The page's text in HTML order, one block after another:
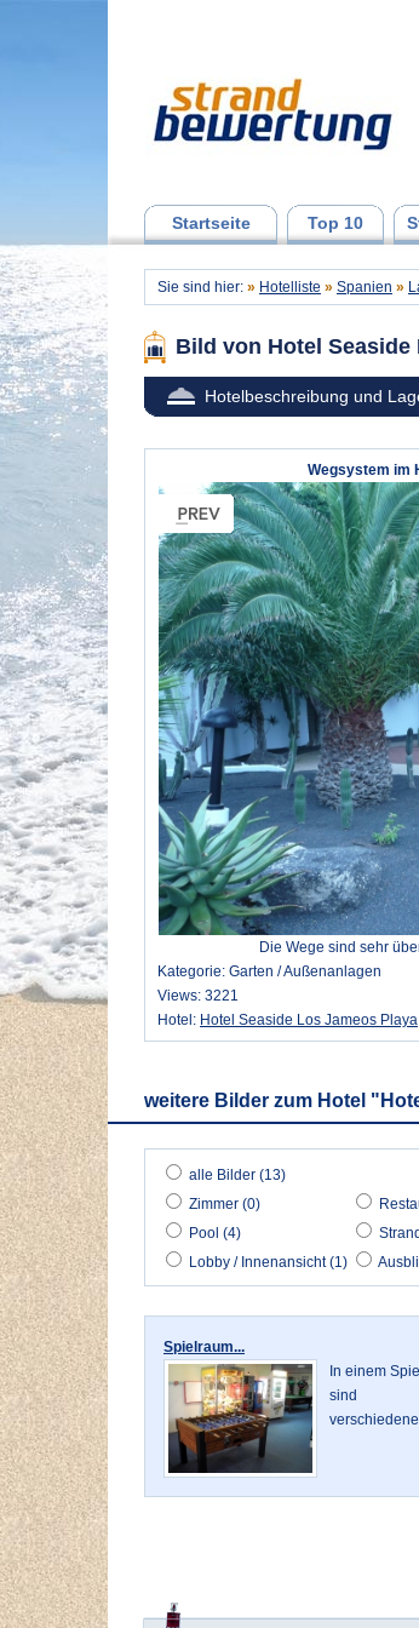
Startseite Top 10
Sie sind hier: » Hotelliste » Spanien »
Bild von Hotel Seaside
Hotelbeschreibung und
Wegsystem im
Die Wege sind sehr
Kategorie: Garten / Außenanlagen
Views: 3221
Hotel: Hotel Seaside Los Jameos Playa
weitere Bilder zum Hotel
alle Bilder (13)
Zimmer (0)
Pool (4)
Lobby / Innenansicht (1)
Spielraum...
In einem
sind